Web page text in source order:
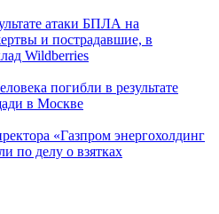
атаки БПЛА на
и пострадавшие, в
Wildberries
погибли в результате
в Москве
«Газпром энергохолдинг
по делу о взятках